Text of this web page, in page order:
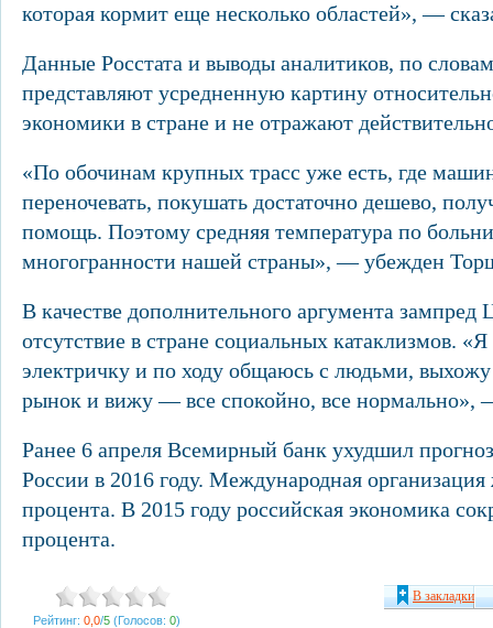
которая кормит еще несколько областей», —
Данные Росстата и выводы аналитиков, по
представляют усредненную картину
экономики в стране и не отражают
«По обочинам крупных трасс уже есть, где
переночевать, покушать достаточно дешево,
помощь. Поэтому средняя температура по
многогранности нашей страны», — убежден
В качестве дополнительного аргумента зампред
отсутствие в стране социальных катаклизмов.
электричку и по ходу общаюсь с людьми, выхожу
рынок и вижу — все спокойно, все нормально»,
Ранее 6 апреля Всемирный банк ухудшил
России в 2016 году. Международная организация
процента. В 2015 году российская экономика
процента.
Рейтинг: 0,0/5 (Голосов: 0)
В закладки